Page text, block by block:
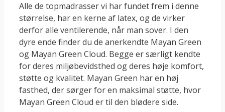
Alle de topmadrasser vi har fundet frem i denne
størrelse, har en kerne af latex, og de virker
derfor alle ventilerende, når man sover. I den
dyre ende finder du de anerkendte Mayan Green
og Mayan Green Cloud. Begge er særligt kendte
for deres miljøbevidsthed og deres høje komfort,
støtte og kvalitet. Mayan Green har en høj
fasthed, der sørger for en maksimal støtte, hvor
Mayan Green Cloud er til den blødere side.